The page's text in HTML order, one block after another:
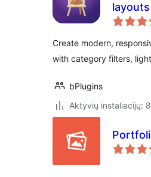
layouts
Create modern,
with category filters,
bPlugins
Aktyvių instaliacijų: